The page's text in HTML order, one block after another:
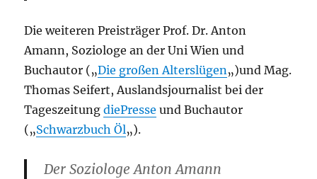
Die weiteren Preisträger Prof. Dr. Anton
Amann, Soziologe an der Uni Wien und
Buchautor („Die großen Alterslügen „)und Mag.
Thomas Seifert, Auslandsjournalist bei der
TageszeitungdiePresse und Buchautor
(„Schwarzbuch Öl„).
Der Soziologe Anton Amann